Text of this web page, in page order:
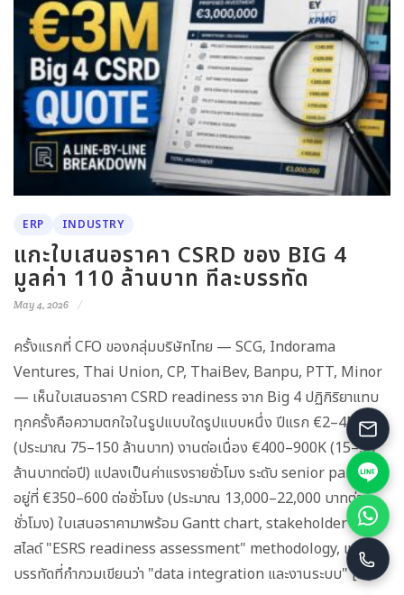
ERP INDUSTRY
แกะใบเสนอราคา CSRD ของ BIG 4
มูลค่า 110 ล้านบาท ทีละบรรทัด
May 4, 2026
ครั้งแรกที่ CFO ของกลุ่มบริษัทไทย — SCG, Indorama
Ventures, Thai Union, CP, ThaiBev, Banpu, PTT, Minor
— เห็นใบเสนอราคา CSRD readiness จาก Big 4 ปฏิกิริยาแทบ
ทุกครั้งคือความตกใจในรูปแบบใดรูปแบบหนึ่ง ปีแรก €2–4M
(ประมาณ 75–150 ล้านบาท) งานต่อเนื่อง €400–900K (15–34
ล้านบาทต่อปี) แปลงเป็นค่าแรงรายชั่วโมง ระดับ senior partner
อยู่ที่ €350–600 ต่อชั่วโมง (ประมาณ 13,000–22,000 บาทต่อ
ชั่วโมง) ใบเสนอราคามาพร้อม Gantt chart, stakeholder map,
สไลด์ "ESRS readiness assessment" methodology, และ
บรรทัดที่กำกวมเขียนว่า "data integration และงานระบบ" […]